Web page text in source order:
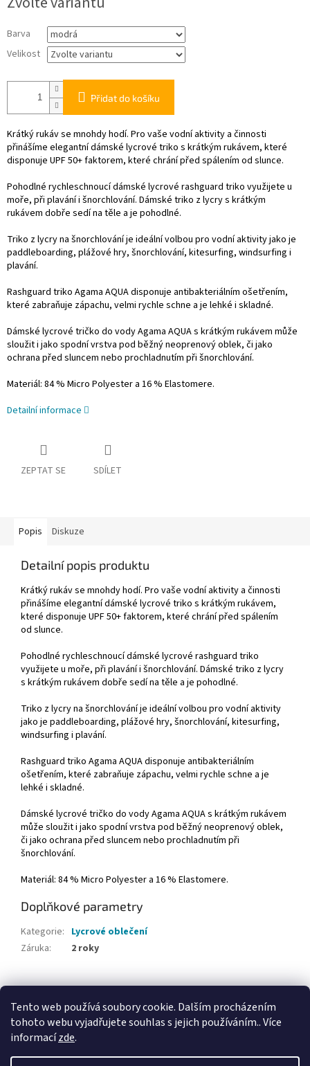
Tento web používá soubory cookie. Dalším procházením
tohoto webu vyjadřujete souhlas s jejich používáním.. Více
informacízde.
cena:
Barva
Velikost
Přidat do košíku
Krátký rukáv se mnohdy hodí. Pro vaše vodní aktivity a činnosti
přinášíme elegantní dámské lycrové triko s krátkým rukávem, které
disponuje UPF 50+ faktorem, které chrání před spálením od slunce.
Pohodlné rychleschnoucí dámské lycrové rashguard triko využijete u
moře, při plavání i šnorchlování. Dámské triko z lycry s krátkým
rukávem dobře sedí na těle a je pohodlné.
Triko z lycry na šnorchlování je ideální volbou pro vodní aktivity jako je
paddleboarding, plážové hry, šnorchlování, kitesurfing, windsurfing i
plavání.
Rashguard triko Agama AQUA disponuje antibakteriálním ošetřením,
které zabraňuje zápachu, velmi rychle schne a je lehké i skladné.
Dámské lycrové tričko do vody Agama AQUA s krátkým rukávem může
sloužit i jako spodní vrstva pod běžný neoprenový oblek, či jako
ochrana před sluncem nebo prochladnutím při šnorchlování.
Materiál: 84 % Micro Polyester a 16 % Elastomere.
Detailní informace
ZEPTAT SE SDÍLET
Popis Diskuze
Detailní popis produktu
Krátký rukáv se mnohdy hodí. Pro vaše vodní aktivity a činnosti
přinášíme elegantní dámské lycrové triko s krátkým rukávem,
které disponuje UPF 50+ faktorem, které chrání před spálením
od slunce.
Pohodlné rychleschnoucí dámské lycrové rashguard triko
využijete u moře, při plavání i šnorchlování. Dámské triko z lycry
s krátkým rukávem dobře sedí na těle a je pohodlné.
Triko z lycry na šnorchlování je ideální volbou pro vodní aktivity
jako je paddleboarding, plážové hry, šnorchlování, kitesurfing,
windsurfing i plavání.
Rashguard triko Agama AQUA disponuje antibakteriálním
ošetřením, které zabraňuje zápachu, velmi rychle schne a je
lehké i skladné.
Dámské lycrové tričko do vody Agama AQUA s krátkým rukávem
může sloužit i jako spodní vrstva pod běžný neoprenový oblek,
či jako ochrana před sluncem nebo prochladnutím při
šnorchlování.
Materiál: 84 % Micro Polyester a 16 % Elastomere.
Doplňkové parametry
Kategorie: Lycrové oblečení
Záruka: 2 roky
Z
Webové stránky Divecentra CZ